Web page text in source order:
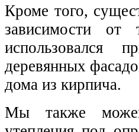
Кроме того,
зависимости от
использовался
деревянных
дома из кирпича.
Мы также